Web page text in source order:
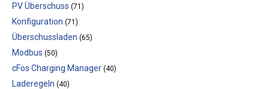
PV Überschuss (71)
Konfiguration (71)
Überschussladen (65)
Modbus (50)
cFos Charging Manager (40)
Laderegeln (40)